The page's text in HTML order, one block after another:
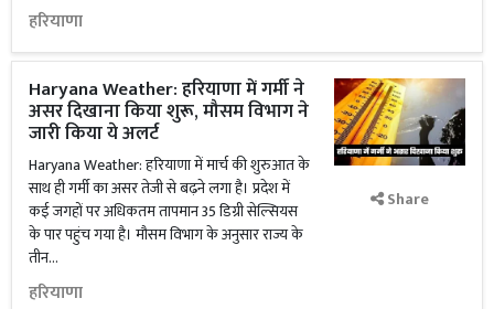
हरियाणा
Haryana Weather: हरियाणा में गर्मी ने
असर दिखाना किया शुरू, मौसम विभाग ने
जारी किया ये अलर्ट
Haryana Weather: हरियाणा में मार्च की शुरुआत के
साथ ही गर्मी का असर तेजी से बढ़ने लगा है। प्रदेश में
कई जगहों पर अधिकतम तापमान 35 डिग्री सेल्सियस
के पार पहुंच गया है। मौसम विभाग के अनुसार राज्य के
तीन...
हरियाणा
Share